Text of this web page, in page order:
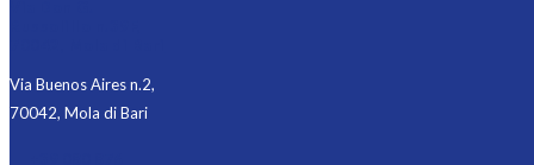
Via Buenos Aires n.2,
70042, Mola di Bari